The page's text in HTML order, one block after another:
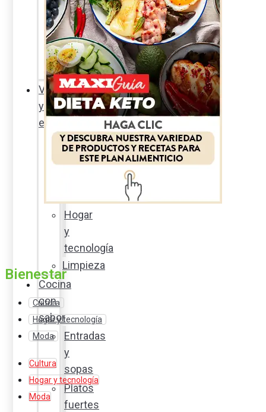
Sexualidad
responsable
En
la
percha
Vida
y
estilo
Productos
nuevos
Hogar
y
tecnología
Limpieza
Cocina
con
sabor
Entradas
y
sopas
Platos
fuertes
Bienestar
Cultura
Hogar y tecnología
Moda
Cultura
Hogar y tecnología
Moda